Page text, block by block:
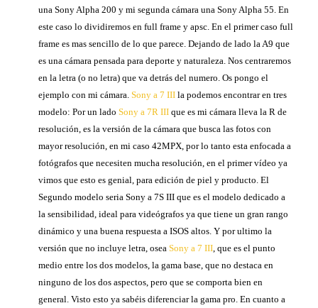
una Sony Alpha 200 y mi segunda cámara una Sony Alpha 55. En
este caso lo dividiremos en full frame y apsc. En el primer caso full
frame es mas sencillo de lo que parece. Dejando de lado la A9 que
es una cámara pensada para deporte y naturaleza. Nos centraremos
en la letra (o no letra) que va detrás del numero. Os pongo el
ejemplo con mi cámara.Sony a 7 III la podemos encontrar en tres
modelo: Por un ladoSony a 7R III que es mi cámara lleva la R de
resolución, es la versión de la cámara que busca las fotos con
mayor resolución, en mi caso 42MPX, por lo tanto esta enfocada a
fotógrafos que necesiten mucha resolución, en el primer vídeo ya
vimos que esto es genial, para edición de piel y producto. El
Segundo modelo seria Sony a 7S III que es el modelo dedicado a
la sensibilidad, ideal para videógrafos ya que tiene un gran rango
dinámico y una buena respuesta a ISOS altos. Y por ultimo la
versión que no incluye letra, oseaSony a 7 III , que es el punto
medio entre los dos modelos, la gama base, que no destaca en
ninguno de los dos aspectos, pero que se comporta bien en
general. Visto esto ya sabéis diferenciar la gama pro. En cuanto a